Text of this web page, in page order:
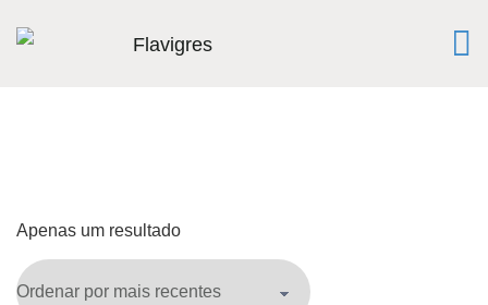
Apenas um resultado